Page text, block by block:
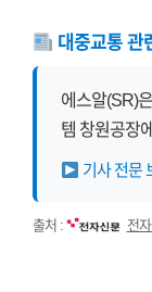
대중교통 관
에스알(SR)
템 창원공장
기사 전문
출처 : 전